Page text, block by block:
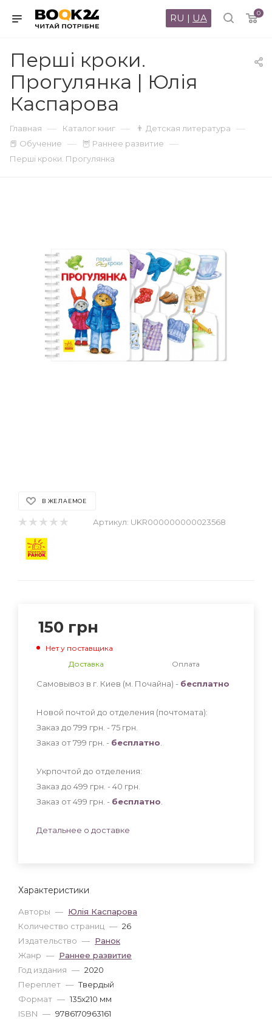
0
RU | UA
Перші кроки.
Прогулянка | Юлія
Каспарова
Главная — Каталог книг — 👨 Детская литература —
📕 Обучение — 🦉 Раннее развитие —
Перші кроки. Прогулянка
В ЖЕЛАЕМОЕ
Артикул: UKR000000000023568
Характеристики
Авторы — Юлія Каспарова
Количество страниц — 26
Издательство — Ранок
Жанр — Раннее развитие
Год издания — 2020
Переплет — Твердый
Формат — 135x210 мм
ISBN — 9786170963161
150 грн
Нет у поставщика
Доставка
Оплата
Самовывоз в г. Киев (м. Почайна) - бесплатно
Новой почтой до отделения (почтомата):
Заказ до 799 грн. - 75 грн
Заказ от 799 грн. - бесплатно
Укрпочтой до отделения:
Заказ до 499 грн. - 40 грн
Заказ от 499 грн. - бесплатно
Детальнее о доставке